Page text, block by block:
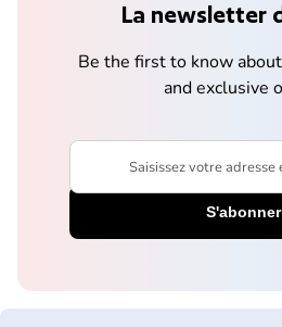
La newsletter
Be the first to know
and exclusive
Saisissez votre adresse